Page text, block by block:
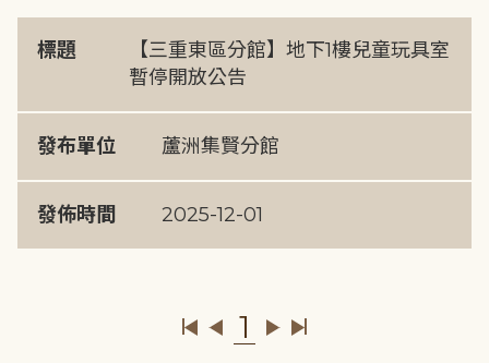
標題
【三重東區分館】地下1樓兒童玩具室
暫停開放公告
發布單位 蘆洲集賢分館
發佈時間 2025-12-01
1